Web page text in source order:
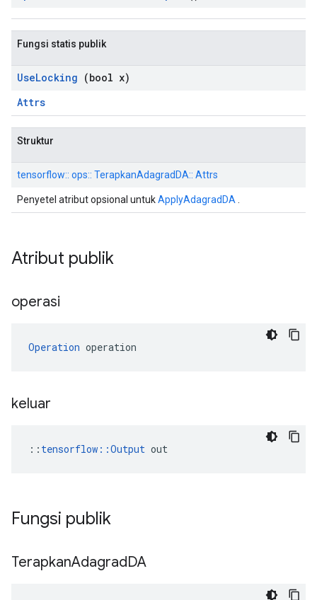
Fungsi statis publik
UseLocking (bool x)
Attrs
Struktur
tensorflow:: ops:: TerapkanAdagradDA:: Attrs
Penyetel atribut opsional untukApplyAdagradDA
Atribut publik
operasi
Operation operation
keluar
:: tensorflow::Output out
Fungsi publik
TerapkanAdagradDA